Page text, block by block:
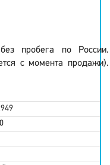
пробега по России.
с момента продажи).